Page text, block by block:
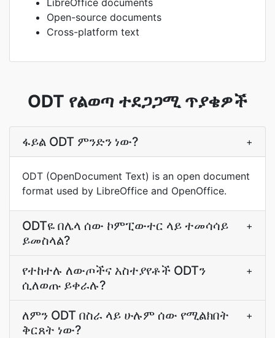
LibreOffice documents
Open-source documents
Cross-platform text
ODT የልወጣ ተደጋጋሚ ጥያቄዎች
ፋይል ODT ምንድን ነው? +
ODT (OpenDocument Text) is an open document
format used by LibreOffice and OpenOffice.
ODTዬ በሌላ ሰው ኮምፒውተር ላይ ተመሳሳይ
ይመስላል?
+
የተከተሉ ለውጦችና አስተያየቶች ODTን
ሲለወጡ ይቀራሉ?
+
ለምን ODT በስራ ላይ ሁሉም ሰው የሚልክበት
ቅርጸት ነው?
+